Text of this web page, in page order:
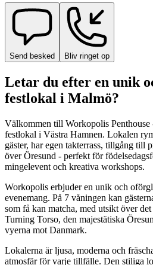
Send besked Bliv ringet op
Letar du efter en unik
festlokal i Malmö?
Välkommen till Workopolis
festlokal i Västra Hamnen. Lokalen
gäster, har egen takterrass, tillgång till
över Öresund - perfekt för
mingelevent och kreativa workshops.
Workopolis erbjuder en unik och
evenemang. På 7 våningen kan
som få kan matcha, med utsikt över
Turning Torso, den majestätiska
vyerna mot Danmark.
Lokalerna är ljusa, moderna och
atmosfär för varje tillfälle. Den stiliga